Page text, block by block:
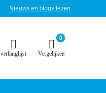
Nieuws en blogs lezen
verlanglijst
0
Vergelijken